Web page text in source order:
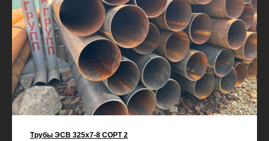
Трубы ЭСВ 325х7-8 СОРТ 2